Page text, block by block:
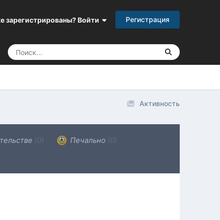
зарегистрированы? Войти Регистрация
Активность
(0) Печально (0)